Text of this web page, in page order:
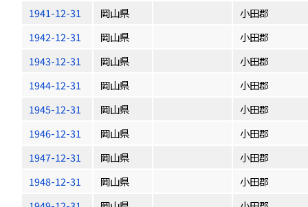
1941-12-31
岡山県
小田郡
1942-12-31
岡山県
小田郡
1943-12-31
岡山県
小田郡
1944-12-31
岡山県
小田郡
1945-12-31
岡山県
小田郡
1946-12-31
岡山県
小田郡
1947-12-31
岡山県
小田郡
1948-12-31
岡山県
小田郡